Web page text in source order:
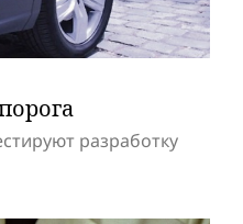
разработку